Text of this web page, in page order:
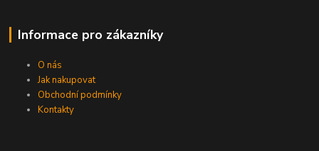
Informace pro zákazníky
O nás
Jak nakupovat
Obchodní podmínky
Kontakty